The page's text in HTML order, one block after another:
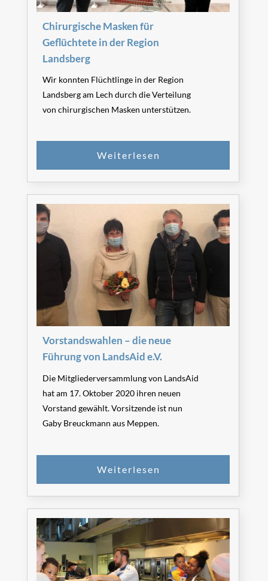
SPENDENChirurgische Masken für
Geflüchtete in der Region
Landsberg
Wir konnten Flüchtlinge in der Region
Landsberg am Lech durch die Verteilung
von chirurgischen Masken unterstützen.
Vorstandswahlen – die neue
Führung von LandsAid e.V.
Die Mitgliederversammlung von LandsAid
hat am 17. Oktober 2020 ihren neuen
Vorstand gewählt. Vorsitzende ist nun
Gaby Breuckmann aus Meppen.